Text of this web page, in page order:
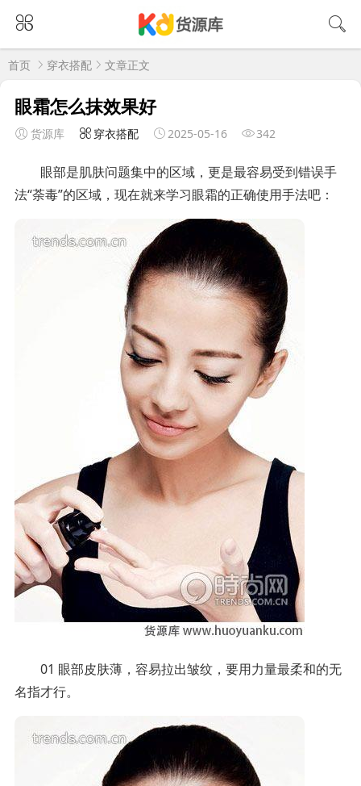
首页 穿衣搭配 文章正文
眼霜怎么抹效果好
货源库 穿衣搭配 2025-05-16 342
眼部是肌肤问题集中的区域，更是最容易受到错误手
法“荼毒”的区域，现在就来学习眼霜的正确使用手法吧：
01 眼部皮肤薄，容易拉出皱纹，要用力量最柔和的无
名指才行。